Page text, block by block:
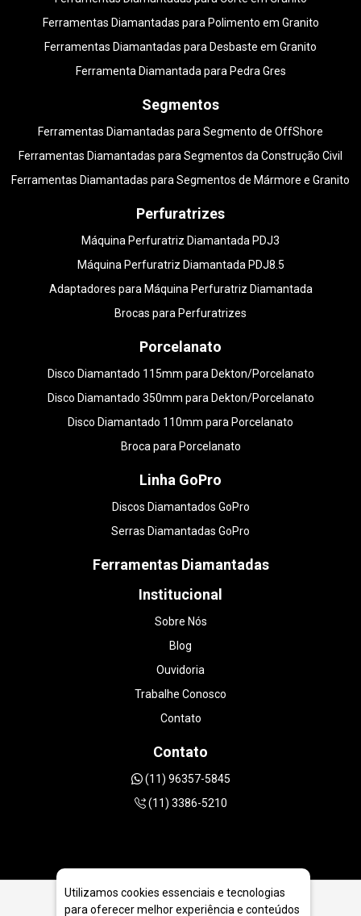
Ferramentas Diamantadas para Polimento em Granito
Ferramentas Diamantadas para Desbaste em Granito
Ferramenta Diamantada para Pedra Gres
Segmentos
Ferramentas Diamantadas para Segmento de OffShore
Ferramentas Diamantadas para Segmentos da Construção Civil
Ferramentas Diamantadas para Segmentos de Mármore e Granito
Perfuratrizes
Máquina Perfuratriz Diamantada PDJ3
Máquina Perfuratriz Diamantada PDJ8.5
Adaptadores para Máquina Perfuratriz Diamantada
Brocas para Perfuratrizes
Porcelanato
Disco Diamantado 115mm para Dekton/Porcelanato
Disco Diamantado 350mm para Dekton/Porcelanato
Disco Diamantado 110mm para Porcelanato
Broca para Porcelanato
Linha GoPro
Discos Diamantados GoPro
Serras Diamantadas GoPro
Ferramentas Diamantadas
Institucional
Sobre Nós
Blog
Ouvidoria
Trabalhe Conosco
Contato
Contato
(11) 96357-5845
(11) 3386-5210
Utilizamos cookies essenciais e tecnologias
para oferecer melhor experiência e conteúdos